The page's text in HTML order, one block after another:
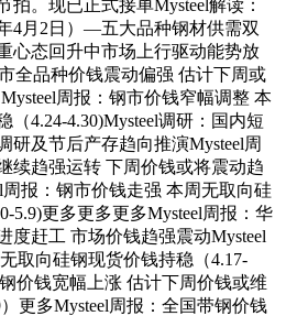
。现已正式接单Mysteel解读：
4月2日）—五大品种钢材供需双
心态回升中市场上行驱动能势放
全品种价钱震动偏强 估计下周或
周报：钢市价钱窄幅调整 本
（4.24-4.30)Mysteel调研：国内短
研及节后产存趋向推演Mysteel周
续趋强运转 下周价钱或将震动趋
周报：钢市价钱走强 本周无取向硅
5.9)更多更多更多Mysteel周报：华
赶工 市场价钱趋强震动Mysteel
取向硅钢现货价钱持稳（4.17-
价钱宽幅上涨 估计下周价钱或维
更多Mysteel周报：全国带钢价钱